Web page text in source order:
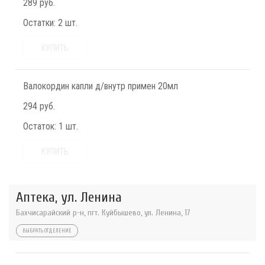
289 руб.
Остатки: 2 шт.
Валокордин капли д/внутр примен 20мл
294 руб.
Остаток: 1 шт.
Аптека, ул. Ленина
Бахчисарайский р-н, пгт. Куйбышево, ул. Ленина, 17
ВЫБРАТЬ ОТДЕЛЕНИЕ